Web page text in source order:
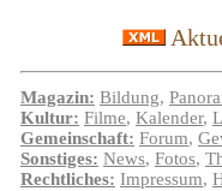
Magazin: Bildung,
Kultur: Filme, Kalender,
Gemeinschaft: Forum,
Sonstiges: News, Fotos,
Rechtliches: Impressum,